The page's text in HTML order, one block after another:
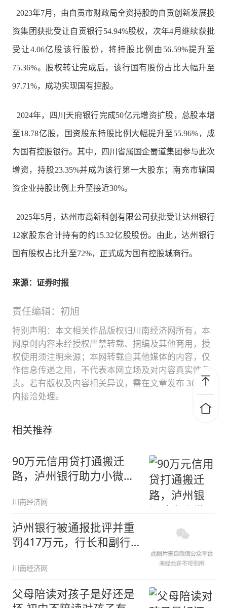
2023年7月，由自贡市财政局全资持股的自贡创新发展投
资集团获批受让自贡银行54.94%股权，次年4月继续获批
受让4.06亿股该行股份，将持股比例由56.59%提升至
75.36%。股权转让完成后，该行国有股份占比大幅升至
97.71%，成功实现国有控股。
2024年，四川天府银行完成50亿元增资扩股，总股本增
至18.78亿股，国资股东持股比例大幅提升至55.96%，成
为国有控股银行。其中，四川省属国企蜀道集团参与此次
增资，持股23.35%并成为该行第一大股东；南充市辖国
资企业持股比例上升至接近30%。
2025年5月，达州市高新科创有限公司获批受让达州银行
12家股东合计持有的约15.32亿股股份。由此，达州银行
国有股权占比升至72%，正式成为国有控股城商行。
来源：证券时报
责任编辑：初旭
特别声明：本文相关作品版权归川南经济网所有，本
网原创内容未经授权严禁转载、摘编及其他商用，授
权使用须注明来源；本网转载自其他媒体的内容，仅
作信息传递之用，不代表本网立场及对内容真实性负
责。若有版权及内容相关异议，需在文章发布 30 日
内接洽处理。
相关推荐
90万元信用贷打通搬迁
路，泸州银行助力小微企
川南经济网
泸州银行被通报批评并重
罚417万元，行长和副行
川南经济网
父母陪读对孩子是好还是